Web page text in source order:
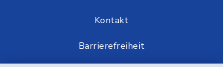
Kontakt
Barrierefreiheit